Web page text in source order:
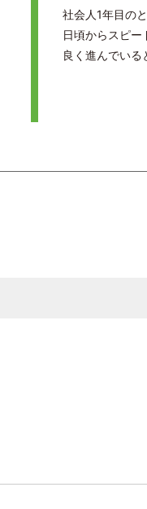
社会人1年目の
日頃からスピ
良く進んでいる